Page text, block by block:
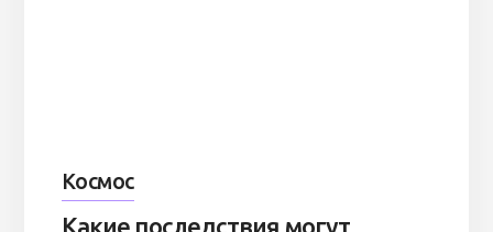
Космос
Какие последствия могут